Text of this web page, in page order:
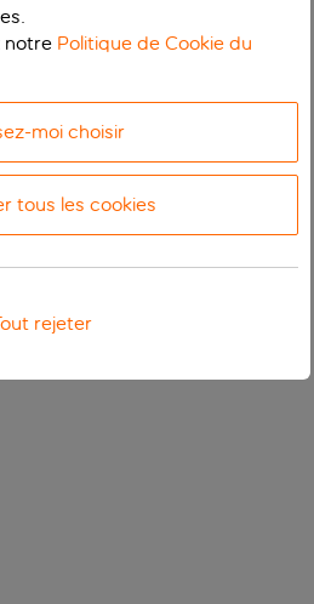
notre Politique de Cookie du
moi choisir
tous les cookies
rejeter